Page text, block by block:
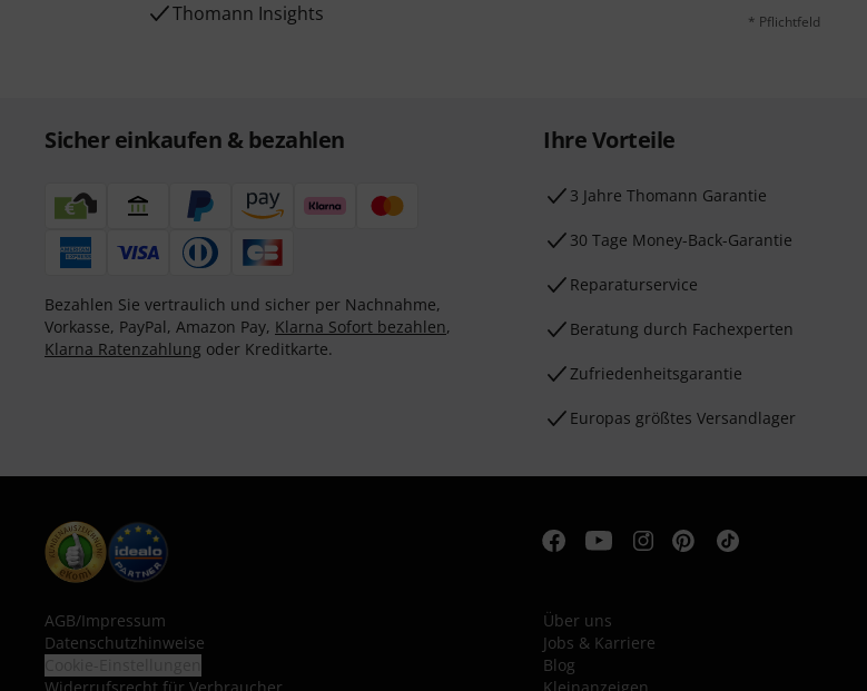
Thomann Insights
* Pflichtfeld
Sicher einkaufen & bezahlen
Bezahlen Sie vertraulich und sicher per Nachnahme,
Vorkasse, PayPal, Amazon Pay, Klarna Sofort bezahlen,
Klarna Ratenzahlung oder Kreditkarte.
Ihre Vorteile
3 Jahre Thomann Garantie
30 Tage Money-Back-Garantie
Reparaturservice
Beratung durch Fachexperten
Zufriedenheitsgarantie
Europas größtes Versandlager
AGB/Impressum
Datenschutzhinweise
Über uns
Jobs & Karriere
Blog